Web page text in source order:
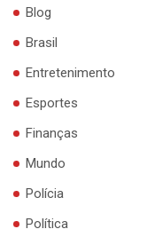
Blog
Brasil
Entretenimento
Esportes
Finanças
Mundo
Polícia
Política